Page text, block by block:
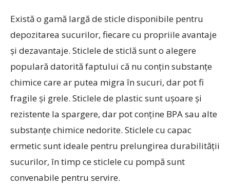
Există o gamă largă de sticle disponibile pentru
depozitarea sucurilor, fiecare cu propriile avantaje
și dezavantaje. Sticlele de sticlă sunt o alegere
populară datorită faptului că nu conțin substanțe
chimice care ar putea migra în sucuri, dar pot fi
fragile și grele. Sticlele de plastic sunt ușoare și
rezistente la spargere, dar pot conține BPA sau alte
substanțe chimice nedorite. Sticlele cu capac
ermetic sunt ideale pentru prelungirea durabilității
sucurilor, în timp ce sticlele cu pompă sunt
convenabile pentru servire.